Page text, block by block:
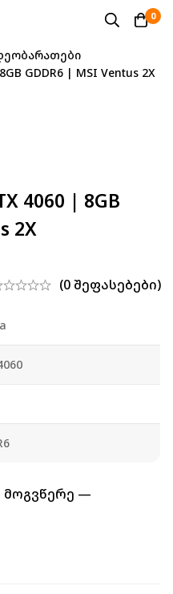
0
GDDR6 | MSI Ventus 2X
4060 | 8GB
2X
(0 შეფასებები)
მოგვწერე —